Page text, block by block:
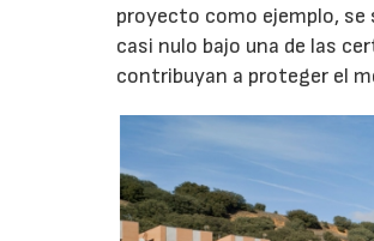
proyecto como ejemplo,
casi nulo bajo una de las
contribuyan a proteger el